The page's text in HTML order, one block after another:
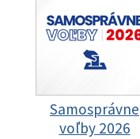
Samosprávne
voľby 2026